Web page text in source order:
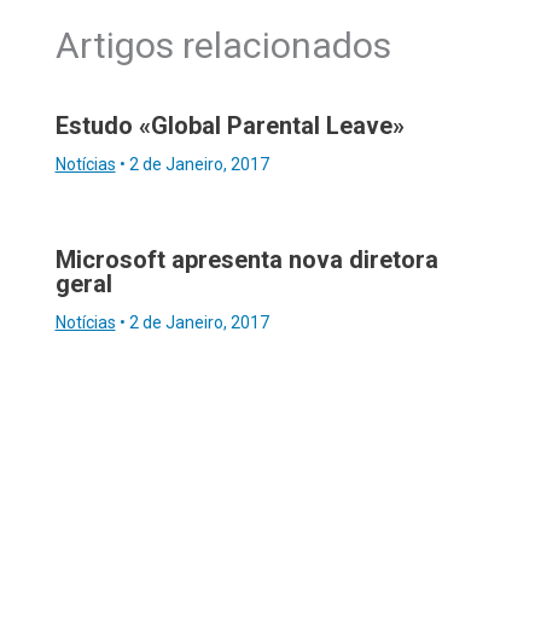
Artigos relacionados
Estudo «Global Parental Leave»
Notícias • 2 de Janeiro, 2017
Microsoft apresenta nova diretora
geral
Notícias • 2 de Janeiro, 2017